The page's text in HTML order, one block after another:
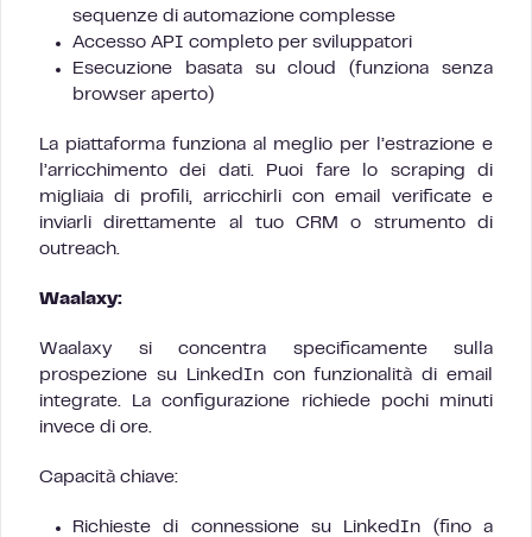
sequenze di automazione complesse
Accesso API completo per sviluppatori
Esecuzione basata su cloud (funziona senza
browser aperto)
La piattaforma funziona al meglio per l’estrazione e
l’arricchimento dei dati. Puoi fare lo scraping di
migliaia di profili, arricchirli con email verificate e
inviarli direttamente al tuo CRM o strumento di
outreach.
Waalaxy:
Waalaxy si concentra specificamente sulla
prospezione su LinkedIn con funzionalità di email
integrate. La configurazione richiede pochi minuti
invece di ore.
Capacità chiave:
Richieste di connessione su LinkedIn (fino a